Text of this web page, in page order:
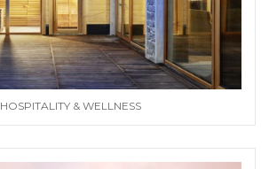
HOSPITALITY & WELLNESS